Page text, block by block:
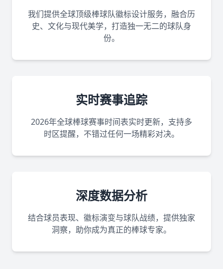
我们提供全球顶级棒球队徽标设计服务，融合历
史、文化与现代美学，打造独一无二的球队身
份。
实时赛事追踪
2026年全球棒球赛事时间表实时更新，支持多
时区提醒，不错过任何一场精彩对决。
深度数据分析
结合球员表现、徽标演变与球队战绩，提供独家
洞察，助你成为真正的棒球专家。